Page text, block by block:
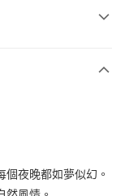
夜晚都如夢似幻。